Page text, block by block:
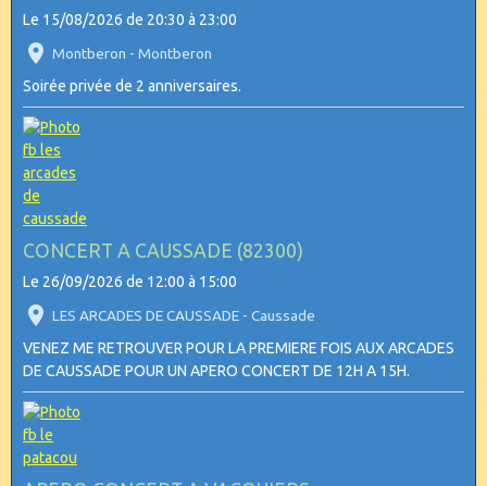
Le 15/08/2026 de 20:30 à 23:00
Montberon - Montberon
Soirée privée de 2 anniversaires.
CONCERT A CAUSSADE (82300)
Le 26/09/2026 de 12:00 à 15:00
LES ARCADES DE CAUSSADE - Caussade
VENEZ ME RETROUVER POUR LA PREMIERE FOIS AUX ARCADES
DE CAUSSADE POUR UN APERO CONCERT DE 12H A 15H.